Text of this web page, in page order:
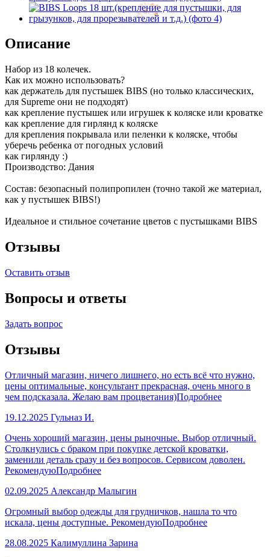
Описание
Набор из 18 колечек.
Как их можно использовать?
как держатель для пустышек BIBS (но только классических,
для Supreme они не подходят)
как крепление пустышек или игрушек к коляске или кроватке
как крепление для гирлянд к коляске
для крепления покрывала или пеленки к коляске, чтобы
уберечь ребенка от погодных условий
как гирлянду :)
Производство: Дания
Состав: безопасный полипропилен (точно такой же материал,
как у пустышек BIBS!)
Идеальное и стильное сочетание цветов с пустышками BIBS
Отзывы
Оставить отзыв
Вопросы и ответы
Задать вопрос
Отзывы
Отличный магазин, ничего лишнего, но есть всё что нужно,
цены оптимальные, консультант прекрасная, очень много в
чем подсказала. Желаю вам процветания)Подробнее
19.12.2025 Гульназ И.
Очень хороший магазин, цены рыночные. Выбор отличный.
Столкнулись с браком при покупке детской кроватки,
заменили деталь сразу и без вопросов. Сервисом доволен.
РекомендуюПодробнее
02.09.2025 Александр Малыгин
Огромный выбор одежды для грудничков, нашла то что
искала, цены доступные. РекомендуюПодробнее
28.08.2025 Калимуллина Зарина